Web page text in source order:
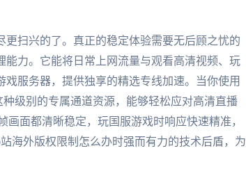
扫兴的了。真正的稳定体验需要无后顾之忧的
力。它能将日常上网流量与观看高清视频、玩
服务器，提供独享的精选专线加速。当你使用
级别的专属通道资源，能够轻松应对高清直播
面都清晰稳定，玩国服游戏时响应快速精准，
海外版权限制怎么办时强而有力的技术后盾，为